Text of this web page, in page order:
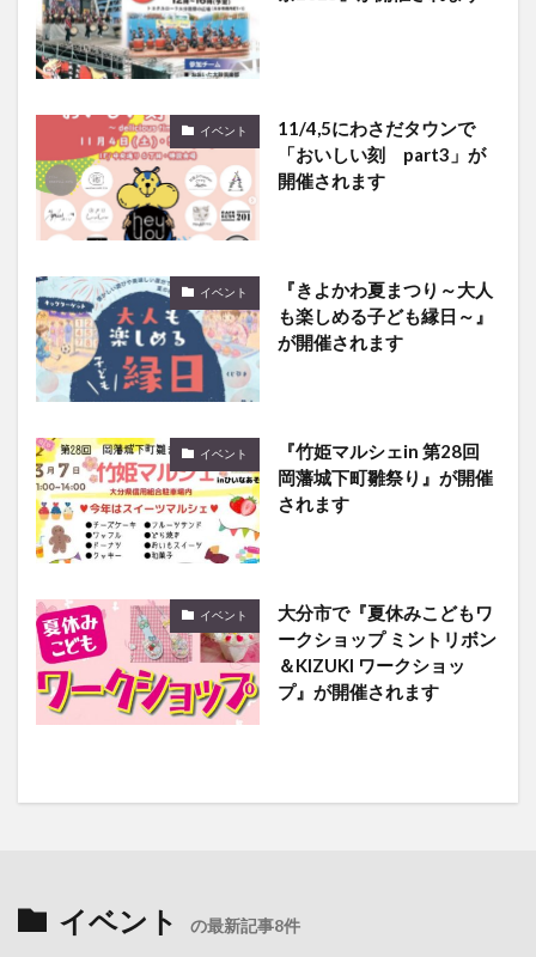
イベント
11/4,5にわさだタウンで
「おいしい刻 part3」が
開催されます
イベント
『きよかわ夏まつり～大人
も楽しめる子ども縁日～』
が開催されます
イベント
『竹姫マルシェin 第28回
岡藩城下町雛祭り』が開催
されます
イベント
大分市で『夏休みこどもワ
ークショップ ミントリボン
＆KIZUKI ワークショッ
プ』が開催されます
イベント の最新記事8件